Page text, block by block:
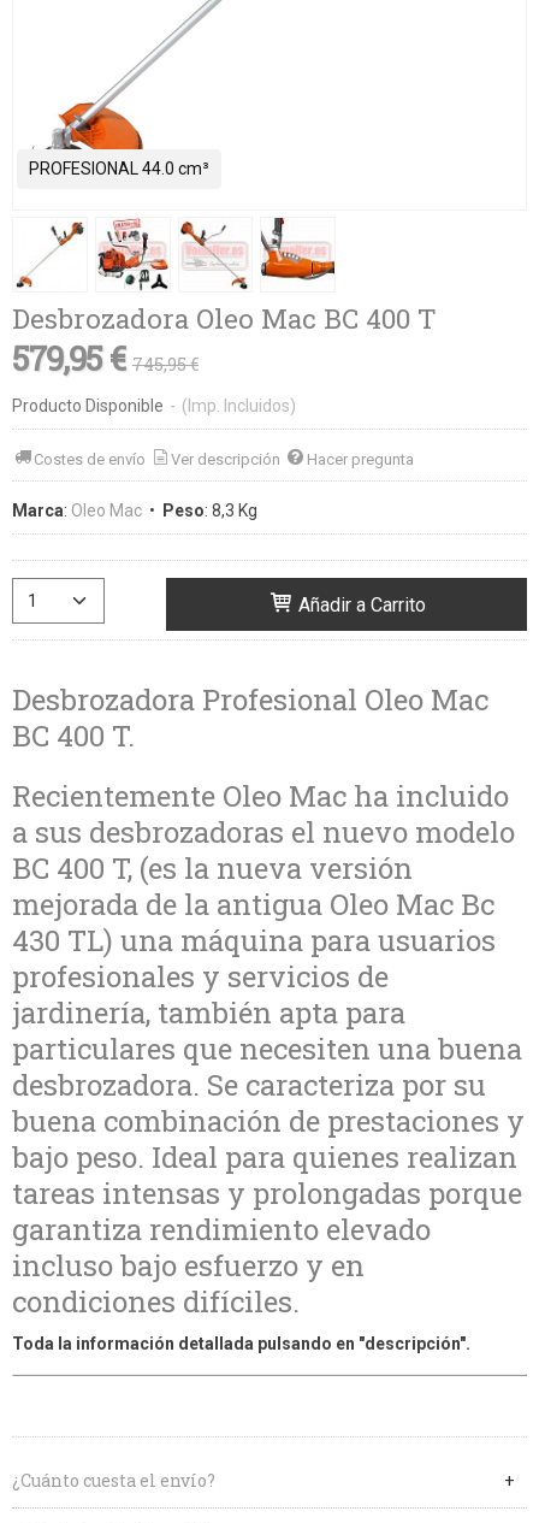
PROFESIONAL 44.0 cm³
Desbrozadora Oleo Mac BC 400 T
579,95 € 745,95 €
Producto Disponible - (Imp. Incluidos)
Costes de envío Ver descripción Hacer pregunta
Marca: Oleo Mac • Peso: 8,3 Kg
Añadir a Carrito
Desbrozadora Profesional Oleo Mac
BC 400 T.
Recientemente Oleo Mac ha incluido
a sus desbrozadoras el nuevo modelo
BC 400 T, (es la nueva versión
mejorada de la antigua Oleo Mac Bc
430 TL) una máquina para usuarios
profesionales y servicios de
jardinería, también apta para
particulares que necesiten una buena
desbrozadora. Se caracteriza por su
buena combinación de prestaciones y
bajo peso. Ideal para quienes realizan
tareas intensas y prolongadas porque
garantiza rendimiento elevado
incluso bajo esfuerzo y en
condiciones difíciles.
Toda la información detallada pulsando en "descripción".
¿Cuánto cuesta el envío?